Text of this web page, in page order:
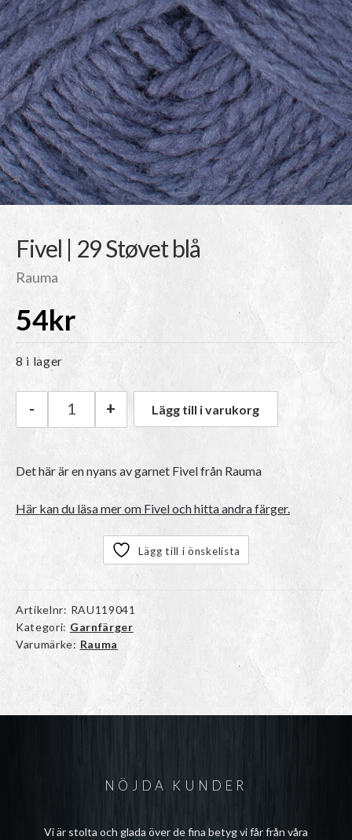
Fivel | 29 Støvet blå
Rauma
54kr
8 i lager
Rauma Fivel | 29 Støvet blå mängd
- + Lägg till i varukorg
Det här är en nyans av garnet Fivel från Rauma
Här kan du läsa mer om Fivel och hitta andra färger.
Lägg till i önskelista
Artikelnr: RAU119041
Kategori: Garnfärger
Varumärke: Rauma
NÖJDA KUNDER
Vi är stolta och glada över de fina betyg vi får från våra